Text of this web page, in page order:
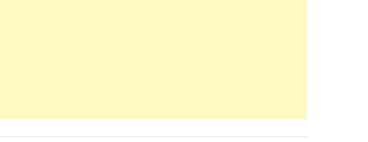
http://nayami.tabine.net/ns/003963.html